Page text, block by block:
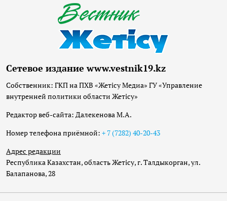
Сетевое издание www.vestnik19.kz
Собственник: ГКП на ПХВ «Жетісу Медиа» ГУ «Управление
внутренней политики области Жетісу»
Редактор веб-сайта: Далекенова М.А.
Номер телефона приёмной: + 7 (7282) 40-20-43
Адрес редакции
Республика Казахстан, область Жетісу, г. Талдыкорган, ул.
Балапанова, 28